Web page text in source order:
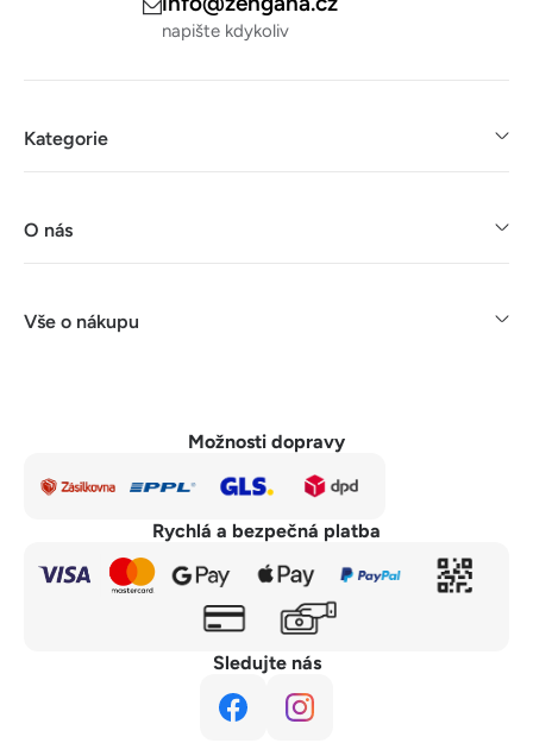
napište kdykoliv
Kategorie
O nás
Vše o nákupu
Možnosti dopravy
Rychlá a bezpečná platba
Sledujte nás